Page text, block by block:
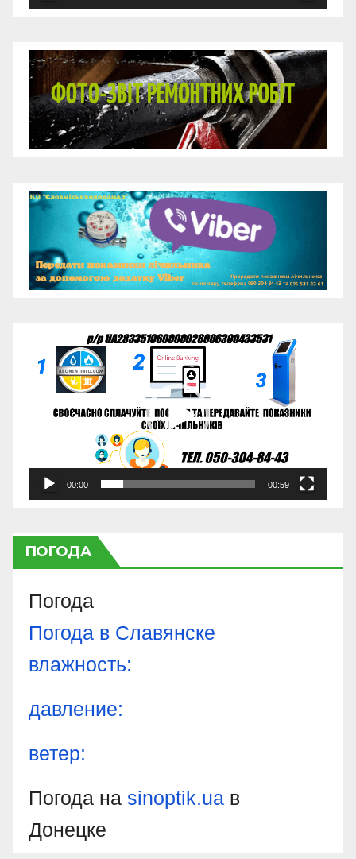
Відеопрогравач
00:00 00:59
ПОГОДА
Погода
Погода в Славянске
влажность:
давление:
ветер:
Погода на sinoptik.ua в
Донецке